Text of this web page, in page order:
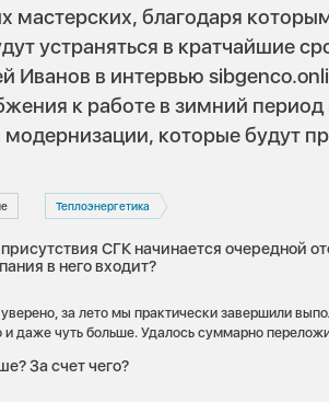
мастерских, благодаря
устраняться в кратчайшие
Иванов в интервью
к работе в зимний
модернизации, которые будут
Теплоэнергетика
СГК начинается очередной
в него входит?
за лето мы практически завершили
и даже чуть больше. Удалось суммарно
За счет чего?